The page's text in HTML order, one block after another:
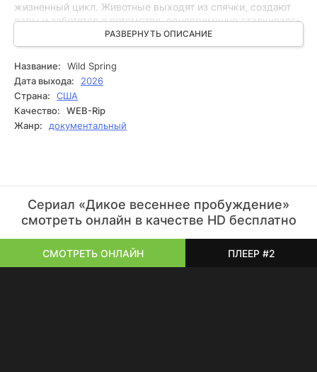
жизненный цикл. Животные выходят из спячки, создают
пары и заботятся о потомстве, одновременно сталкиваясь
с многочисленными испытаниями. Камеры показывают
как трогательные моменты семейной жизни в дикой
природе, так и суровую борьбу за выживание.
Рассказчица Лиза Кей помогает лучше понять
происходящее, раскрывая особенности поведения
животных и изменения, которые приносит весенний сезон
в разных частях мира.
РАЗВЕРНУТЬ ОПИСАНИЕ
Название:
Wild Spring
Дата выхода:
2026
Страна:
США
Качество:
WEB-Rip
Жанр:
документальный
Сериал «Дикое весеннее пробуждение»
смотреть онлайн в качестве HD бесплатно
СМОТРЕТЬ ОНЛАЙН ПЛЕЕР #2